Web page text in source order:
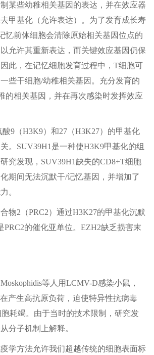
某些幼稚相关基因的表达，并在效应器
甲基化（允许表达）。为了发育成长寿
忆前体细胞会清除原始相关基因位点的
允许其重新表达，而关键效应基因仍保
此，在记忆细胞发育过程中，T细胞可
些干细胞/幼稚相关基因。充分发育的
的相关基因，并在再次感染时发挥效应
9（H3K9）和27（H3K27）的甲基化
。SUV39H1是一种使H3K9甲基化的组
究发现，SUV39H1缺失的CD8+T细胞
期间无法沉默干/记忆基因，并增加了
。
物2（PRC2）通过H3K27的甲基化沉默
PRC2的催化亚单位。EZH2缺乏损害末
等人用LCMV-D感染小鼠，
产生高抗原负荷，迫使特异性抗病毒
耗竭。由于当时的技术限制，研究发
分子机制上解释。
学方法允许我们超越传统的细胞表面标